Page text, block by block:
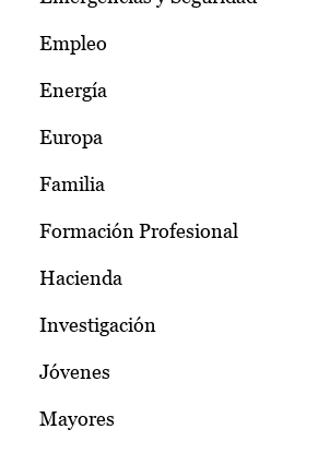
Empleo
Energía
Europa
Familia
Formación Profesional
Hacienda
Investigación
Jóvenes
Mayores